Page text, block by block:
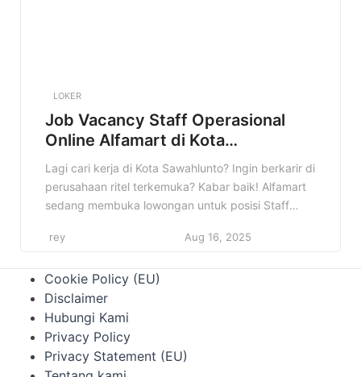
LOKER
Job Vacancy Staff Operasional
Online Alfamart di Kota
Sawahlunto Terbaru
Lagi cari kerja di Kota Sawahlunto? Ingin berkarir di
perusahaan ritel terkemuka? Kabar baik! Alfamart
sedang membuka lowongan untuk posisi Staff
ini sangat cocok buat kamu yang sedang mencari
kesempatan emas ini! Artikel ini akan memberikan
informasi lengkap mengenai lowongan Staff
Operasional Online […]
rey Aug 16, 2025
Cookie Policy (EU)
Disclaimer
Hubungi Kami
Privacy Policy
Privacy Statement (EU)